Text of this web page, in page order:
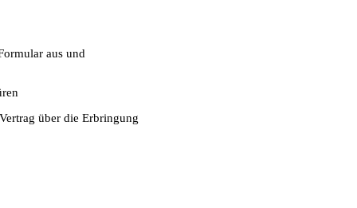
aus und
über die Erbringung